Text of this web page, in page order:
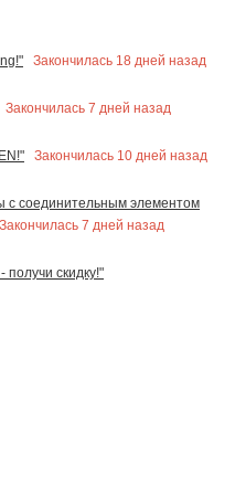
Закончилась 18 дней назад
Закончилась 7 дней назад
Закончилась 10 дней назад
с соединительным элементом
Закончилась 7 дней назад
получи скидку!"